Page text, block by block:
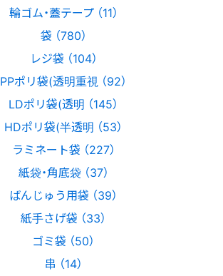
輪ゴム・蓋テープ （11）
袋 （780）
レジ袋 （104）
PPポリ袋(透明重視 （92）
LDポリ袋(透明 （145）
HDポリ袋(半透明 （53）
ラミネート袋 （227）
紙袋・角底袋 （37）
ばんじゅう用袋 （39）
紙手さげ袋 （33）
ゴミ袋 （50）
串 （14）